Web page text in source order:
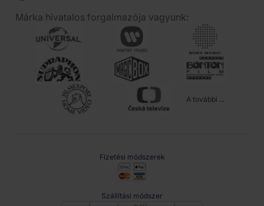
Márka hivatalos forgalmazója vagyunk:
A további ...
Fizetési módszerek
Szállítási módszer